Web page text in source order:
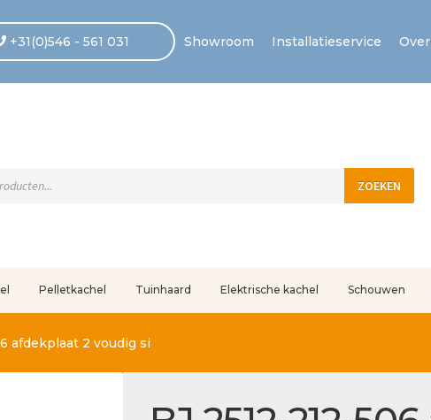
+31(0)546 - 561 031 Showroom Installatieservice
ZOEKEN
Pelletkachel Tuinhaard Elektrische kachel Schouwen
afdekplaat 2 voudig si